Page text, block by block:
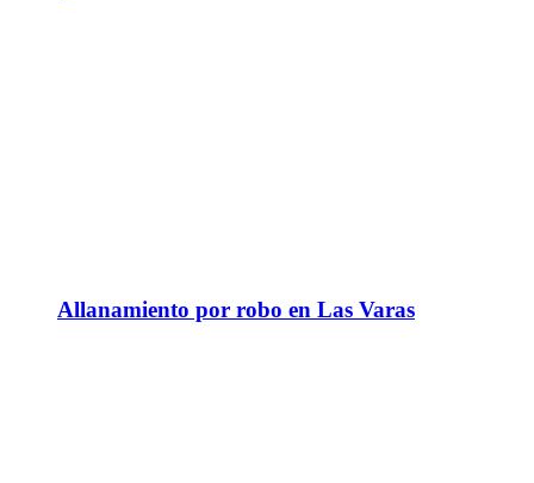
Allanamiento por robo en Las Varas